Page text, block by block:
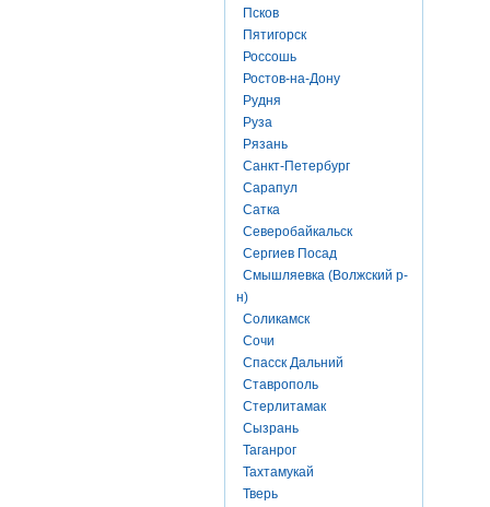
Псков
Пятигорск
Россошь
Ростов-на-Дону
Рудня
Руза
Рязань
Санкт-Петербург
Сарапул
Сатка
Северобайкальск
Сергиев Посад
Смышляевка (Волжский р-
н)
Соликамск
Сочи
Спасск Дальний
Ставрополь
Стерлитамак
Сызрань
Таганрог
Тахтамукай
Тверь